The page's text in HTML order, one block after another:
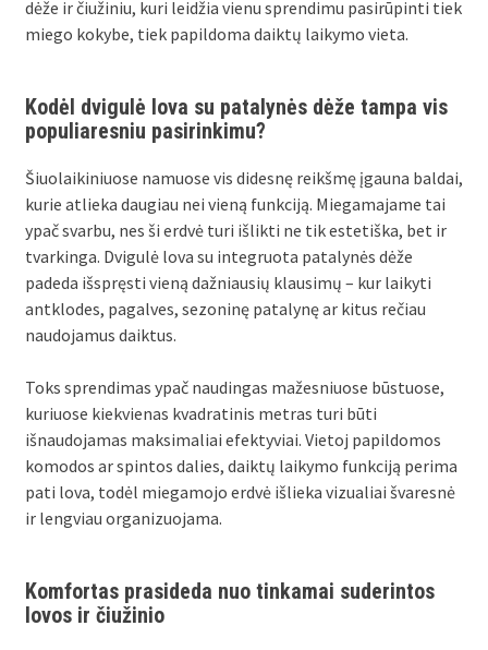
dėže ir čiužiniu, kuri leidžia vienu sprendimu pasirūpinti tiek
miego kokybe, tiek papildoma daiktų laikymo vieta.
Kodėl dvigulė lova su patalynės dėže tampa vis
populiaresniu pasirinkimu?
Šiuolaikiniuose namuose vis didesnę reikšmę įgauna baldai,
kurie atlieka daugiau nei vieną funkciją. Miegamajame tai
ypač svarbu, nes ši erdvė turi išlikti ne tik estetiška, bet ir
tvarkinga. Dvigulė lova su integruota patalynės dėže
padeda išspręsti vieną dažniausių klausimų – kur laikyti
antklodes, pagalves, sezoninę patalynę ar kitus rečiau
naudojamus daiktus.
Toks sprendimas ypač naudingas mažesniuose būstuose,
kuriuose kiekvienas kvadratinis metras turi būti
išnaudojamas maksimaliai efektyviai. Vietoj papildomos
komodos ar spintos dalies, daiktų laikymo funkciją perima
pati lova, todėl miegamojo erdvė išlieka vizualiai švaresnė
ir lengviau organizuojama.
Komfortas prasideda nuo tinkamai suderintos
lovos ir čiužinio